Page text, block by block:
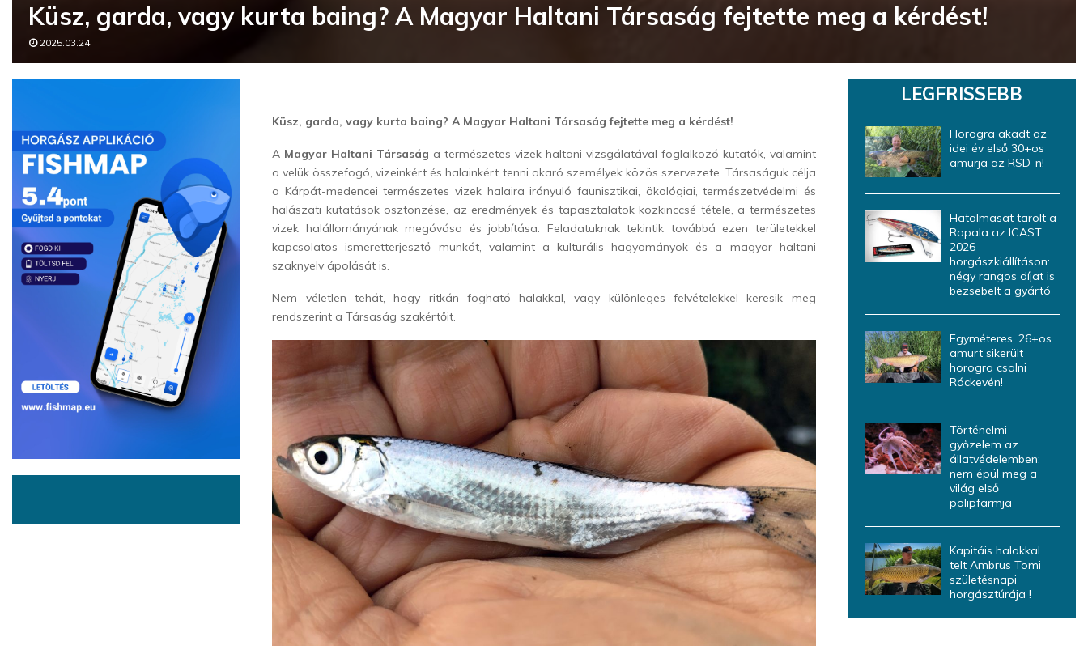
Küsz, garda, vagy kurta baing? A Magyar Haltani Társaság fejtette meg a kérdést!
2025.03.24.
Küsz, garda, vagy kurta baing? A Magyar Haltani Társaság fejtette meg a kérdést!
A Magyar Haltani Társaság a természetes vizek haltani vizsgálatával foglalkozó kutatók, valamint
a velük összefogó, vizeinkért és halainkért tenni akaró személyek közös szervezete. Társaságuk célja
a Kárpát-medencei természetes vizek halaira irányuló faunisztikai, ökológiai, természetvédelmi és
halászati kutatások ösztönzése, az eredmények és tapasztalatok közkinccsé tétele, a természetes
vizek halállományának megóvása és jobbítása. Feladatuknak tekintik továbbá ezen területekkel
kapcsolatos ismeretterjesztő munkát, valamint a kulturális hagyományok és a magyar haltani
szaknyelv ápolását is.
Nem véletlen tehát, hogy ritkán fogható halakkal, vagy különleges felvételekkel keresik meg
rendszerint a Társaság szakértőit.
LEGFRISSEBB
Horogra akadt az
idei év első 30+os
amurja az RSD-n!
Hatalmasat tarolt a
Rapala az ICAST
2026
horgászkiállításon:
négy rangos díjat is
bezsebelt a gyártó
Egyméteres, 26+os
amurt sikerült
horogra csalni
Ráckevén!
Történelmi
győzelem az
állatvédelemben:
nem épül meg a
világ első
polipfarmja
Kapitáis halakkal
telt Ambrus Tomi
születésnapi
horgásztúrája !